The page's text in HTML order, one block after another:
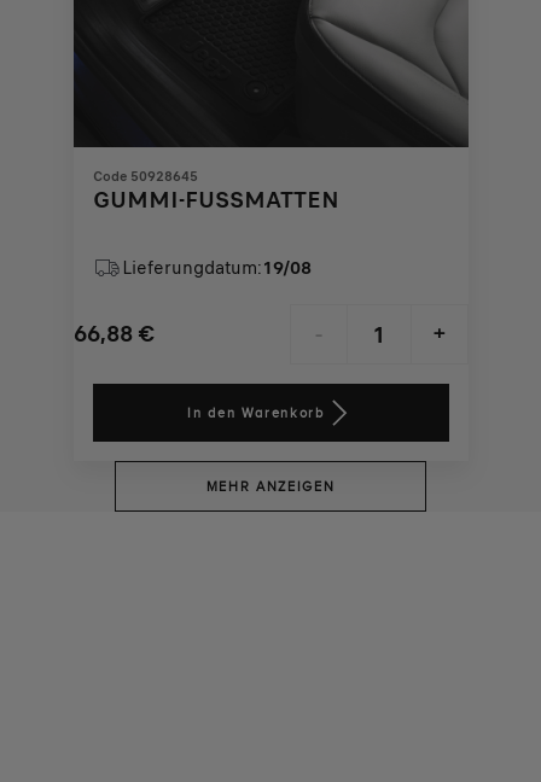
Code 50928645
GUMMI-FUSSMATTEN
Lieferungdatum:19/08
66,88 €
Price
66,88
- +
Quantity
to:
In den Warenkorb
MEHR ANZEIGEN